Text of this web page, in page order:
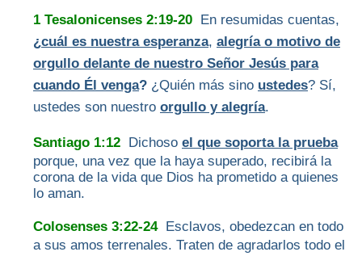
1 Tesalonicenses 2:19-20 En resumidas cuentas,
¿cuál es nuestra esperanza, alegría o motivo de
orgullo delante de nuestro Señor Jesús para
cuando Él venga? ¿Quién más sino ustedes? Sí,
ustedes son nuestro orgullo y alegría.
Santiago 1:12 Dichoso el que soporta la prueba
porque, una vez que la haya superado, recibirá la
corona de la vida que Dios ha prometido a quienes
lo aman.
Colosenses 3:22-24Esclavos, obedezcan en todo
a sus amos terrenales. Traten de agradarlos todo el